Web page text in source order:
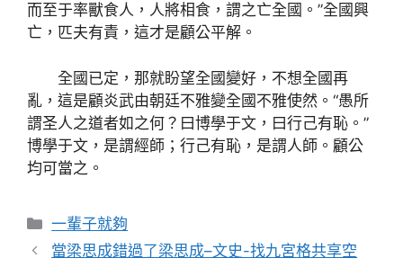
而至于率獸食人，人將相食，謂之亡全國。”全國興
亡，匹夫有責，這才是顧公平解。
全國已定，那就盼望全國變好，不想全國再
亂，這是顧炎武由朝廷不雅變全國不雅使然。“愚所
謂圣人之道者如之何？曰博學于文，曰行己有恥。”
博學于文，是謂經師；行己有恥，是謂人師。顧公
均可當之。
分
類
一輩子就夠
當梁思成錯過了梁思成–文史-找九宮格共享空